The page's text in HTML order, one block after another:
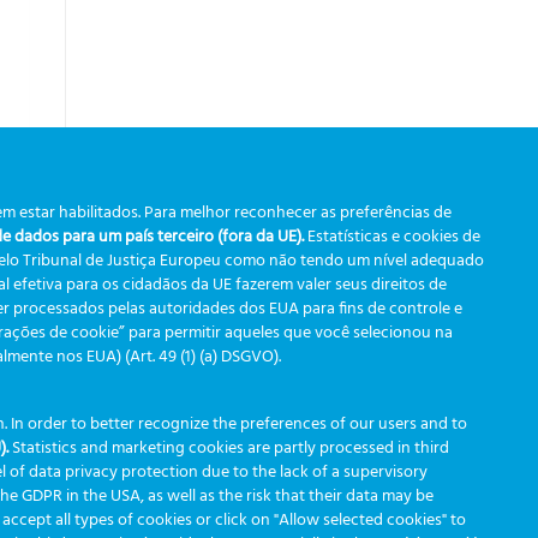
estar habilitados. Para melhor reconhecer as preferências de
para um país terceiro (fora da UE).Estatísticas e cookies de
Tribunal de Justiça Europeu como não tendo um nível adequado
para os cidadãos da UE fazerem valer seus direitos de
processados pelas autoridades dos EUA para fins de controle e
de cookie” para permitir aqueles que você selecionou na
nos EUA) (Art. 49 (1) (a) DSGVO).
order to better recognize the preferences of our users and to
Statistics and marketing cookies are partly processed in third
of data privacy protection due to the lack of a supervisory
in the USA, as well as the risk that their data may be
all types of cookies or click on "Allow selected cookies" to